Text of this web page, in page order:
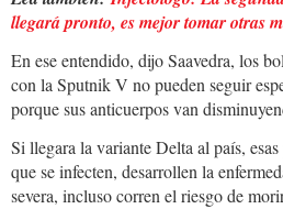
llegará pronto, es mejor tomar otras
En ese entendido, dijo Saavedra, los
con la Sputnik V no pueden seguir
porque sus anticuerpos van
Si llegara la variante Delta al país,
que se infecten, desarrollen la
severa, incluso corren el riesgo de